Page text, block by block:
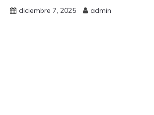
diciembre 7, 2025 admin